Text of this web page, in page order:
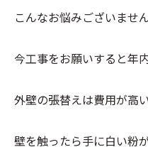
こんなお悩みございませ
今工事をお願いすると年
外壁の張替えは費用が高
壁を触ったら手に白い粉